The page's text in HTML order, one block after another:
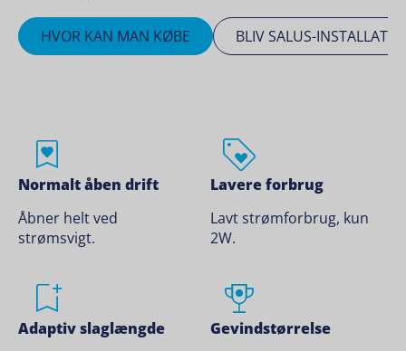
HVOR KAN MAN KØBE BLIV SALUS-
Normalt åben drift
Åbner helt ved
strømsvigt.
Lavere forbrug
Lavt strømforbrug, kun
2W.
Adaptiv slaglængde
Gevindstørrelse